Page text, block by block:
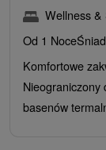
Wellness &
Od 1 Noce
Komfortowe
Nieograniczony
basenów